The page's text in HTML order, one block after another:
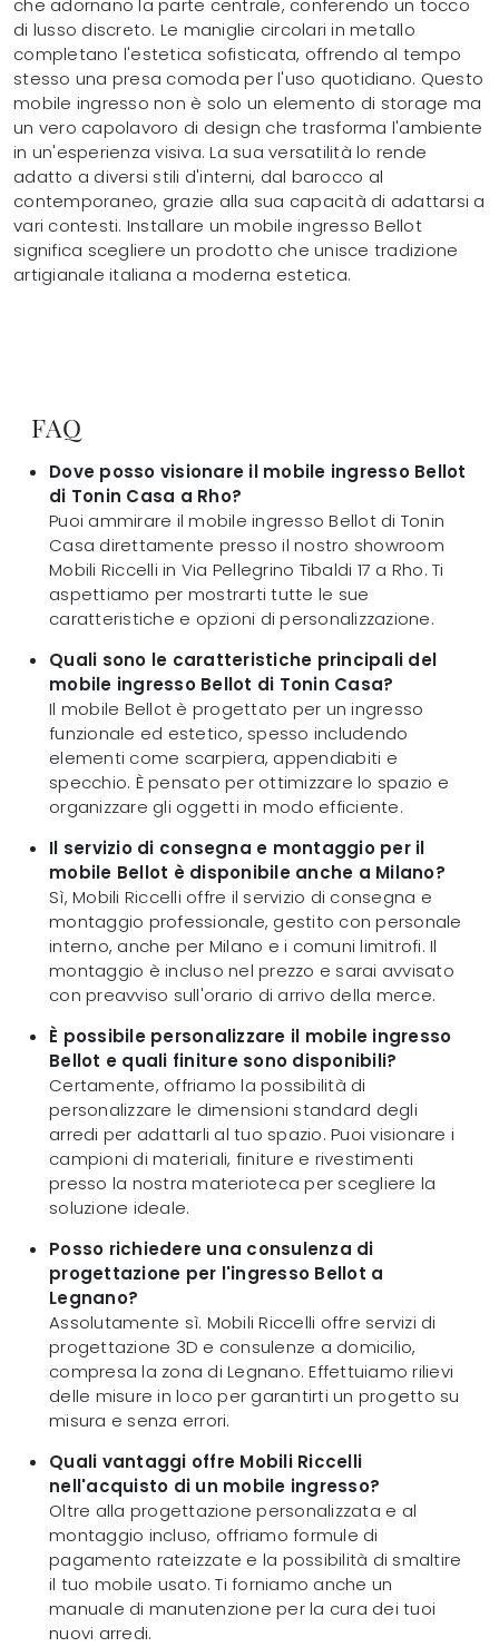
che adornano la parte centrale, conferendo un tocco
di lusso discreto. Le maniglie circolari in metallo
completano l'estetica sofisticata, offrendo al tempo
stesso una presa comoda per l'uso quotidiano. Questo
mobile ingresso non è solo un elemento di storage ma
un vero capolavoro di design che trasforma l'ambiente
in un'esperienza visiva. La sua versatilità lo rende
adatto a diversi stili d'interni, dal barocco al
contemporaneo, grazie alla sua capacità di adattarsi a
vari contesti. Installare un mobile ingresso Bellot
significa scegliere un prodotto che unisce tradizione
artigianale italiana a moderna estetica.
FAQ
Dove posso visionare il mobile ingresso Bellot
di Tonin Casa a Rho?
Puoi ammirare il mobile ingresso Bellot di Tonin
Casa direttamente presso il nostro showroom
Mobili Riccelli in Via Pellegrino Tibaldi 17 a Rho. Ti
aspettiamo per mostrarti tutte le sue
caratteristiche e opzioni di personalizzazione.
Quali sono le caratteristiche principali del
mobile ingresso Bellot di Tonin Casa?
Il mobile Bellot è progettato per un ingresso
funzionale ed estetico, spesso includendo
elementi come scarpiera, appendiabiti e
specchio. È pensato per ottimizzare lo spazio e
organizzare gli oggetti in modo efficiente.
Il servizio di consegna e montaggio per il
mobile Bellot è disponibile anche a Milano?
Sì, Mobili Riccelli offre il servizio di consegna e
montaggio professionale, gestito con personale
interno, anche per Milano e i comuni limitrofi. Il
montaggio è incluso nel prezzo e sarai avvisato
con preavviso sull'orario di arrivo della merce.
È possibile personalizzare il mobile ingresso
Bellot e quali finiture sono disponibili?
Certamente, offriamo la possibilità di
personalizzare le dimensioni standard degli
arredi per adattarli al tuo spazio. Puoi visionare i
campioni di materiali, finiture e rivestimenti
presso la nostra materioteca per scegliere la
soluzione ideale.
Posso richiedere una consulenza di
progettazione per l'ingresso Bellot a
Legnano?
Assolutamente sì. Mobili Riccelli offre servizi di
progettazione 3D e consulenze a domicilio,
compresa la zona di Legnano. Effettuiamo rilievi
delle misure in loco per garantirti un progetto su
misura e senza errori.
Quali vantaggi offre Mobili Riccelli
nell'acquisto di un mobile ingresso?
Oltre alla progettazione personalizzata e al
montaggio incluso, offriamo formule di
pagamento rateizzate e la possibilità di smaltire
il tuo mobile usato. Ti forniamo anche un
manuale di manutenzione per la cura dei tuoi
nuovi arredi.